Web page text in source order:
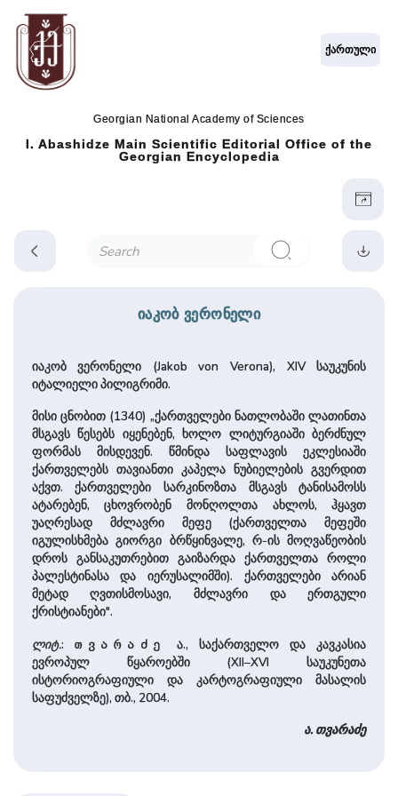
Georgian National Academy of Sciences
I. Abashidze Main Scientific Editorial Office of the
Georgian Encyclopedia
ქართული
იაკობ ვერონელი
იაკობ ვერონელი (Jakob von Verona), XIV საუკუნის
იტალიელი პილიგრიმი.
მისი ცნობით (1340) „ქართველები ნათლობაში ლათინთა
მსგავს წესებს იყენებენ, ხოლო ლიტურგიაში ბერძნულ
ფორმას მისდევენ. წმინდა საფლავის ეკლესიაში
ქართველებს თავიანთი კაპელა ნუბიელების გვერდით
აქვთ. ქართველები სარკინოზთა მსგავს ტანისამოსს
ატარებენ, ცხოვრობენ მონღოლთა ახლოს, ჰყავთ
უაღრესად მძლავრი მეფე (ქართველთა მეფეში
იგულისხმება გიორგი ბრწყინვალე, რ-ის მოღვაწეობის
დროს განსაკუთრებით გაიზარდა ქართველთა როლი
პალესტინასა და იერუსალიმში). ქართველები არიან
მეტად ღვთისმოსავი, მძლავრი და ერთგული
ქრისტიანები".
ლიტ.: თვარაძე
ა., საქართველო და კავკასია
ევროპულ წყაროებში (XII–XVI საუკუნეთა
ისტორიოგრაფიული და კარტოგრაფიული მასალის
საფუძველზე), თბ., 2004.
ა. თვარაძე